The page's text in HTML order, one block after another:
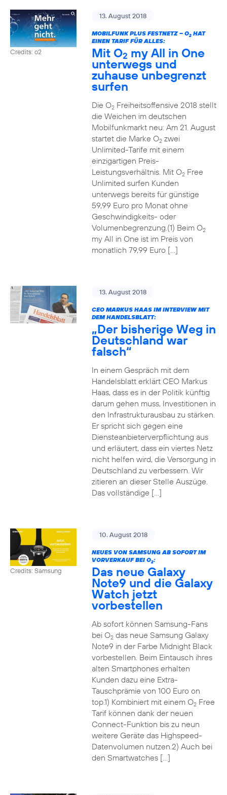
Credits: o2
13. August 2018
MOBILFUNK PLUS FESTNETZ – O2HAT
EINEN TARIF FÜR ALLES:
Mit O2 my All in One
unterwegs und
zuhause unbegrenzt
surfen
Die O2Freiheitsoffensive 2018 stellt
die Weichen im deutschen
Mobilfunkmarkt neu: Am 21. August
startet die Marke O2zwei
Unlimited-Tarife mit einem
einzigartigen Preis-
Leistungsverhältnis. Mit O2Free
Unlimited surfen Kunden
unterwegs bereits für günstige
59,99 Euro pro Monat ohne
Geschwindigkeits- oder
Volumenbegrenzung.(1) Beim O2
my All in One ist im Preis von
monatlich 79,99 Euro […]
13. August 2018
CEO MARKUS HAAS IM INTERVIEW MIT
DEM HANDELSBLATT:
„Der bisherige Weg in
Deutschland war
falsch“
In einem Gespräch mit dem
Handelsblatt erklärt CEO Markus
Haas, dass es in der Politik künftig
darum gehen muss, Investitionen in
den Infrastrukturausbau zu stärken.
Er spricht sich gegen eine
Diensteanbieterverpflichtung aus
und erläutert, dass ein viertes Netz
nicht helfen wird, die Versorgung in
Deutschland zu verbessern. Wir
zitieren an dieser Stelle Auszüge.
Das vollständige […]
Credits: Samsung
10. August 2018
NEUES VON SAMSUNG AB SOFORT IM
VORVERKAUF BEI O2:
Das neue Galaxy
Note9 und die Galaxy
Watch jetzt
vorbestellen
Ab sofort können Samsung-Fans
bei O2das neue Samsung Galaxy
Note9 in der Farbe Midnight Black
vorbestellen. Beim Eintausch ihres
alten Smartphones erhalten
Kunden dazu eine Extra-
Tauschprämie von 100 Euro on
top.1) Kombiniert mit einem O2Free
Tarif können dank der neuen
Connect-Funktion bis zu neun
weitere Geräte das Highspeed-
Datenvolumen nutzen.2) Auch bei
den Smartwatches […]